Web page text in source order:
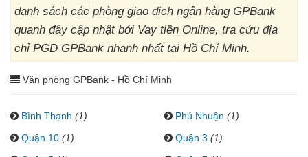
danh sách các phòng giao dịch ngân hàng GPBank
quanh đây cập nhật bởi Vay tiền Online, tra cứu địa
chỉ PGD GPBank nhanh nhất tại Hồ Chí Minh.
Văn phòng GPBank - Hồ Chí Minh
Bình Thạnh (1) Phú Nhuận (1)
Quận 10 (1) Quận 3 (1)